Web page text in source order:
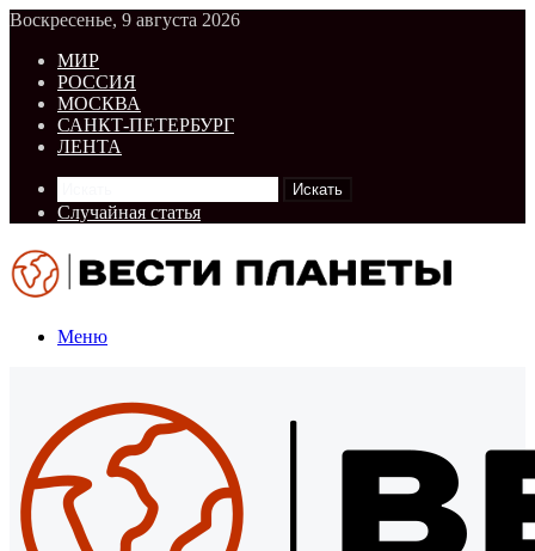
Воскресенье, 9 августа 2026
МИР
РОССИЯ
МОСКВА
САНКТ-ПЕТЕРБУРГ
ЛЕНТА
Искать
Случайная статья
Меню